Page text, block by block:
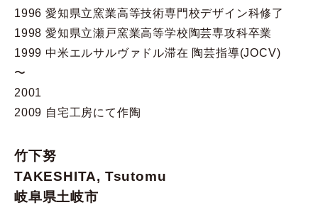
1996 愛知県立窯業高等技術専門校デザイン科修了
1998 愛知県立瀬戸窯業高等学校陶芸専攻科卒業
1999 中米エルサルヴァドル滞在 陶芸指導(JOCV)
〜
2001
2009 自宅工房にて作陶
竹下努
TAKESHITA, Tsutomu
岐阜県土岐市